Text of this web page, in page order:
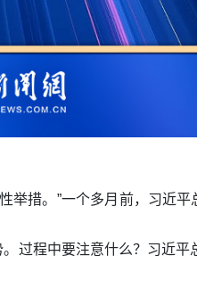
措。”一个多月前，习近
过程中要注意什么？习近